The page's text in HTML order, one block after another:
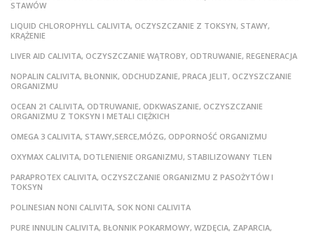
STAWÓW
LIQUID CHLOROPHYLL CALIVITA, OCZYSZCZANIE Z TOKSYN, STAWY,
KRĄŻENIE
LIVER AID CALIVITA, OCZYSZCZANIE WĄTROBY, ODTRUWANIE, REGENERACJA
NOPALIN CALIVITA, BŁONNIK, ODCHUDZANIE, PRACA JELIT, OCZYSZCZANIE
ORGANIZMU
OCEAN 21 CALIVITA, ODTRUWANIE, ODKWASZANIE, OCZYSZCZANIE
ORGANIZMU Z TOKSYN I METALI CIĘŻKICH
OMEGA 3 CALIVITA, STAWY,SERCE,MÓZG, ODPORNOŚĆ ORGANIZMU
OXYMAX CALIVITA, DOTLENIENIE ORGANIZMU, STABILIZOWANY TLEN
PARAPROTEX CALIVITA, OCZYSZCZANIE ORGANIZMU Z PASOŻYTÓW I
TOKSYN
POLINESIAN NONI CALIVITA, SOK NONI CALIVITA
PURE INNULIN CALIVITA, BŁONNIK POKARMOWY, WZDĘCIA, ZAPARCIA,